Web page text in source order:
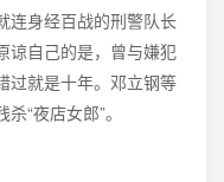
连身经百战的刑警队长
谅自己的是，曾与嫌犯
过就是十年。邓立钢等
“夜店女郎”。